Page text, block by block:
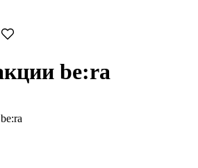
be:ra